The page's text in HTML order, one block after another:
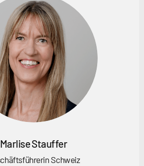
Marlise Stauffer
Schweiz